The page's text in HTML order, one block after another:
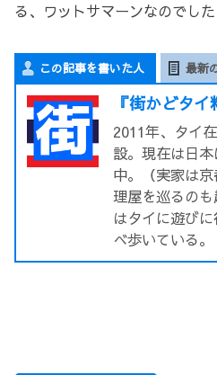
る、ワットサマーンなのでした
この記事を書いた人 最新
『街かどタ
2011年、タイ
設。現在は日
中。（実家は
理屋を巡るの
はタイに遊び
べ歩いている。